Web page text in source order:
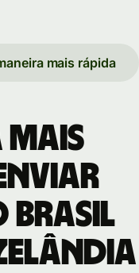
mais rápida
mais
Brasil